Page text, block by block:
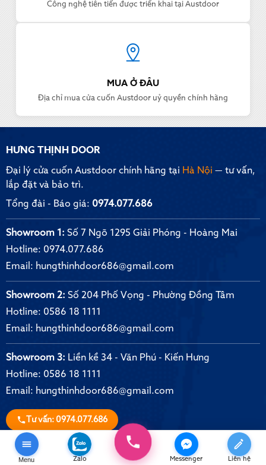
Công nghệ tiên tiến được triển khai tại Austdoor
MUA Ở ĐÂU
Địa chỉ mua cửa cuốn Austdoor uỷ quyền chính hãng
HƯNG THỊNH DOOR
Đại lý cửa cuốn Austdoor chính hãng tại Hà Nội — tư vấn,
lắp đặt và bảo trì.
Tổng đài - Báo giá: 0974.077.686
Showroom 1: Số 7 Ngõ 1295 Giải Phóng - Hoàng Mai
Hotline: 0974.077.686
Email: hungthinhdoor686@gmail.com
Showroom 2: Số 204 Phố Vọng - Phường Đồng Tâm
Hotline: 0586 18 1111
Email: hungthinhdoor686@gmail.com
Showroom 3: Liền kề 34 - Văn Phú - Kiến Hưng
Hotline: 0586 18 1111
Email: hungthinhdoor686@gmail.com
Tư vấn: 0974.077.686
Showroom cửa cuốn Austdoor ủy quyền
THÔNG TIN & CHÍNH SÁCH
Menu Zalo Messenger Liên hệ